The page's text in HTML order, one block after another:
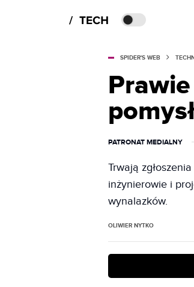
SPIDER'S WEB
PATRONAT MEDIALNY
Trwają
inżynierowie i
wynalazków.
OLIWIER NYTKO